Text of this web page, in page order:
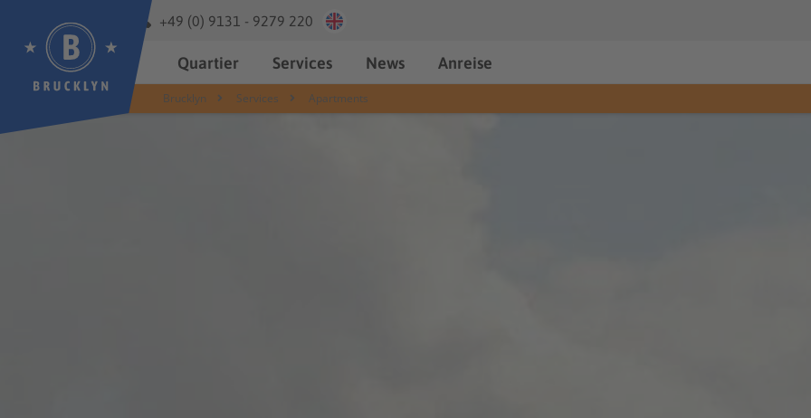
info@brucklyn.de +49 (0) 9131 - 9279 220
Quartier Services News Anreise
Brucklyn Services Apartments